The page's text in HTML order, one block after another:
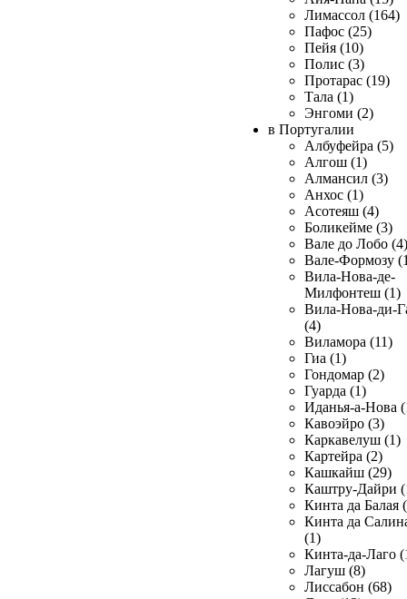
Лимассол (164)
Пафос (25)
Пейя (10)
Полис (3)
Протарас (19)
Тала (1)
Энгоми (2)
в Португалии
Албуфейра (5)
Алгош (1)
Алмансил (3)
Анхос (1)
Асотеяш (4)
Боликейме (3)
Вале до Лобо (4)
Вале-Формозу
Вила-Нова-де-
Милфонтеш (1)
Вила-Нова-ди-
(4)
Виламора (11)
Гиа (1)
Гондомар (2)
Гуарда (1)
Иданья-а-Нова
Кавоэйро (3)
Каркавелуш (1)
Картейра (2)
Кашкайш (29)
Каштру-Дайри
Кинта да Балая
Кинта да
(1)
Кинта-да-Лаго
Лагуш (8)
Лиссабон (68)